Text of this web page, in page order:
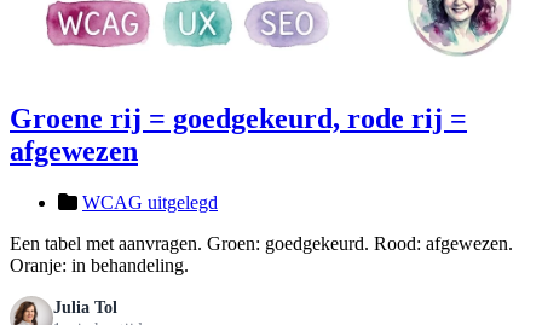
Groene rij = goedgekeurd, rode rij =
afgewezen
WCAG uitgelegd
Een tabel met aanvragen. Groen: goedgekeurd. Rood: afgewezen.
Oranje: in behandeling.
Julia Tol